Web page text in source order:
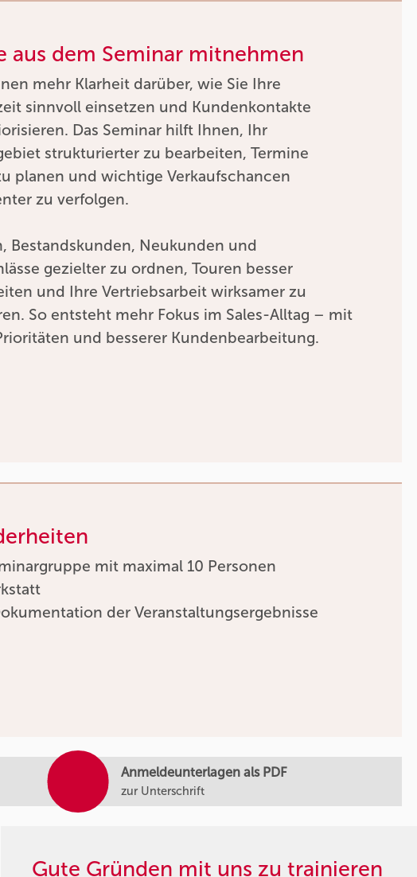
Anmeldeunterlagen als PDF
zur Unterschrift
aus dem Seminar mitnehmen
mehr Klarheit darüber, wie Sie Ihre
sinnvoll einsetzen und Kundenkontakte
Das Seminar hilft Ihnen, Ihr
strukturierter zu bearbeiten, Termine
planen und wichtige Verkaufschancen
zu verfolgen.
Bestandskunden, Neukunden und
gezielter zu ordnen, Touren besser
und Ihre Vertriebsarbeit wirksamer zu
So entsteht mehr Fokus im Sales-Alltag – mit
und besserer Kundenbearbeitung.
mit maximal 10 Personen
der Veranstaltungsergebnisse
Gute Gründen mit uns zu trainieren